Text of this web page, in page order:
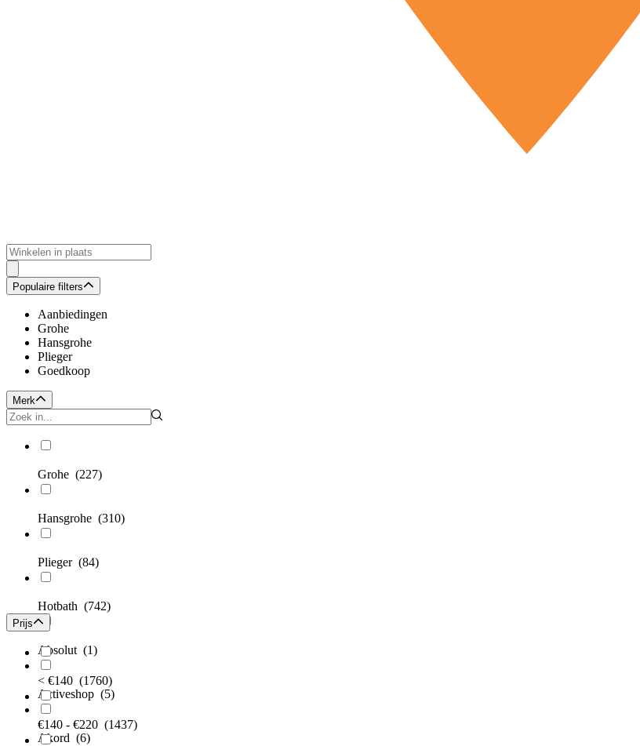
Populaire filters
Aanbiedingen
Grohe
Hansgrohe
Plieger
Goedkoop
Merk
Grohe (227)
Hansgrohe (310)
Plieger (84)
Hotbath (742)
Absolut (1)
Activeshop (5)
Akord (6)
Prijs
< €140 (1760)
€140 - €220 (1437)